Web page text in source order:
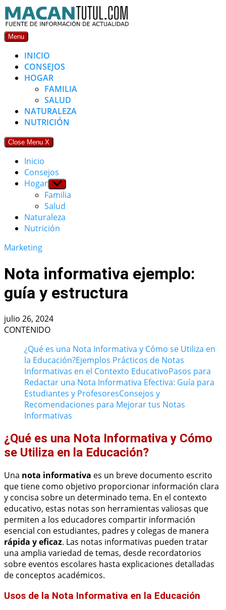
Skip
to
content
Menu
INICIO
CONSEJOS
HOGAR
FAMILIA
SALUD
NATURALEZA
NUTRICIÓN
Close Menu X
Inicio
Consejos
Hogar Show
sub
menu
Familia
Salud
Naturaleza
Nutrición
Marketing
Nota informativa ejemplo:
guía y estructura
julio 26, 2024
CONTENIDO
¿Qué es una Nota Informativa y Cómo se Utiliza en
la Educación?Ejemplos Prácticos de Notas
Informativas en el Contexto EducativoPasos para
Redactar una Nota Informativa Efectiva: Guía para
Estudiantes y ProfesoresConsejos y
Recomendaciones para Mejorar tus Notas
Informativas
¿Qué es una Nota Informativa y Cómo
se Utiliza en la Educación?
Una nota informativa es un breve documento escrito
que tiene como objetivo proporcionar información clara
y concisa sobre un determinado tema. En el contexto
educativo, estas notas son herramientas valiosas que
permiten a los educadores compartir información
esencial con estudiantes, padres y colegas de manera
rápida y eficaz. Las notas informativas pueden tratar
una amplia variedad de temas, desde recordatorios
sobre eventos escolares hasta explicaciones detalladas
de conceptos académicos.
Usos de la Nota Informativa en la Educación